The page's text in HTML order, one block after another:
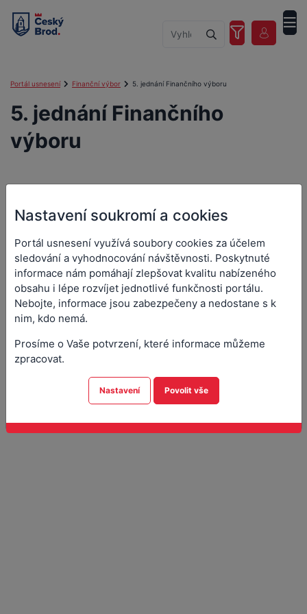
Portál usnesení Finanční výbor 5. jednání Finančního výboru
5. jednání Finančního
výboru
výboru
Orgán:Finanční výbor
Datum a čas jednání:11. 9. 2023 17:00
Přílohy (1)
Nastavení soukromí a cookies
Portál usnesení využívá soubory cookies za účelem
sledování a vyhodnocování návštěvnosti. Poskytnuté
informace nám pomáhají zlepšovat kvalitu nabízeného
obsahu i lépe rozvíjet jednotlivé funkčnosti portálu.
Nebojte, informace jsou zabezpečeny a nedostane s k
nim, kdo nemá.
Prosíme o Vaše potvrzení, které informace můžeme
zpracovat.
Nastavení Povolit vše